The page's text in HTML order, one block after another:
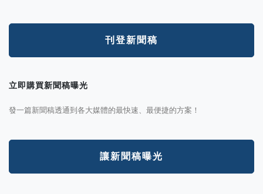
刊登新聞稿
立即購買新聞稿曝光
發一篇新聞稿透通到各大媒體的最快速、最便捷的方案！
讓新聞稿曝光